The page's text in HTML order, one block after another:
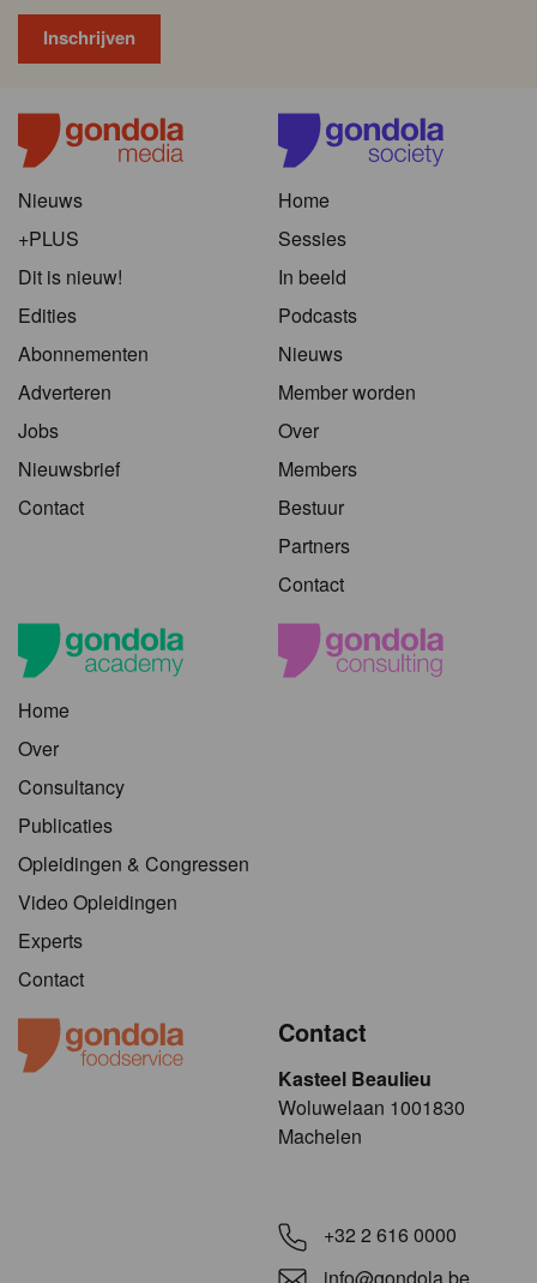
Nieuws
+PLUS
Dit is nieuw!
Edities
Abonnementen
Adverteren
Jobs
Nieuwsbrief
Contact
Home
Sessies
In beeld
Podcasts
Nieuws
Member worden
Over
Members
Bestuur
Partners
Contact
Home
Over
Consultancy
Publicaties
Opleidingen & Congressen
Video Opleidingen
Experts
Contact
Contact
Kasteel Beaulieu
​​​Woluwelaan 1001830
Machelen
+32 2 616 0000
info@gondola.be